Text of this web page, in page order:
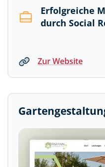
Erfolgreiche
durch Social
Zur Website